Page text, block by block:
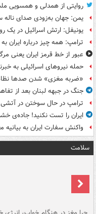
روایتی از همدلی و همسویی
یمن: جهان به‌زودی صدای ناله
یونیفل: ارتش اسرائیل در یک روز ۱۱۳ توپ به جنوب لبنان شلیک کرده
ترامپ: همه چیز درباره
عبور از خط قرمز ایران یعنی
حمله نیروهای اسرائیلی به
«ضربه مغزی» شدن صدها
جنگ در جبهه لبنان بعد از
ترامپ در حال سوختن در
ایران را تست نکنید! جاده‌ی
واکنش سفارت ایران به بیانیه
سلامت